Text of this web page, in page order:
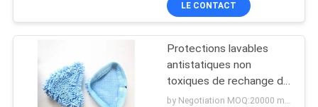
LE CONTACT
Protections lavables
antistatiques non
toxiques de rechange de
balai de vapeur
by Negotiation MOQ:20000 morceaux/morceaux